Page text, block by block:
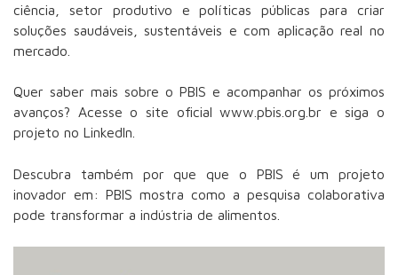
ciência, setor produtivo e políticas públicas para criar
soluções saudáveis, sustentáveis e com aplicação real no
mercado.
Quer saber mais sobre o PBIS e acompanhar os próximos
avanços? Acesse o site oficial www.pbis.org.br e siga o
projeto no LinkedIn.
Descubra também por que que o PBIS é um projeto
inovador em: PBIS mostra como a pesquisa colaborativa
pode transformar a indústria de alimentos.